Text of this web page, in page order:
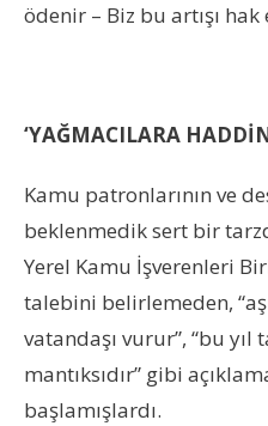
ödenir – Biz bu artışı
‘YAĞMACILARA
Kamu patronlarının ve
beklenmedik sert bir
Yerel Kamu İşverenleri
talebini belirlemeden,
vatandaşı vurur”, “bu
mantıksıdır” gibi
başlamışlardı.